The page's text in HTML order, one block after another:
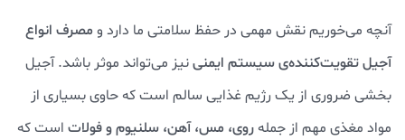
آنچه می‌خوریم نقش مهمی در حفظ سلامتی ما دارد ومصرف انواع
آجیل تقویت‌کننده‌ی سیستم ایمنینیز می‌تواند موثر باشد. آجیل
بخشی ضروری از یک رژیم غذایی سالم است که حاوی بسیاری از
مواد مغذی مهم از جملهروی، مس، آهن، سلنیوم و فولات است که